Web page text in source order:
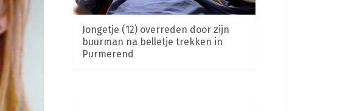
Jongetje (12) overreden door zijn
buurman na belletje trekken in
Purmerend